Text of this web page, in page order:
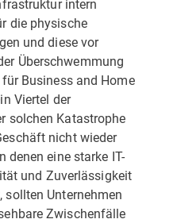
intern
die physische
und diese vor
Überschwemmung
Business and Home
Viertel der
solchen Katastrophe
nicht wieder
denen eine starke IT-
und Zuverlässigkeit
sollten Unternehmen
Zwischenfälle